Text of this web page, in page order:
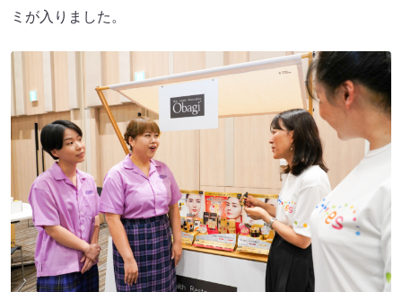
ミが入りました。